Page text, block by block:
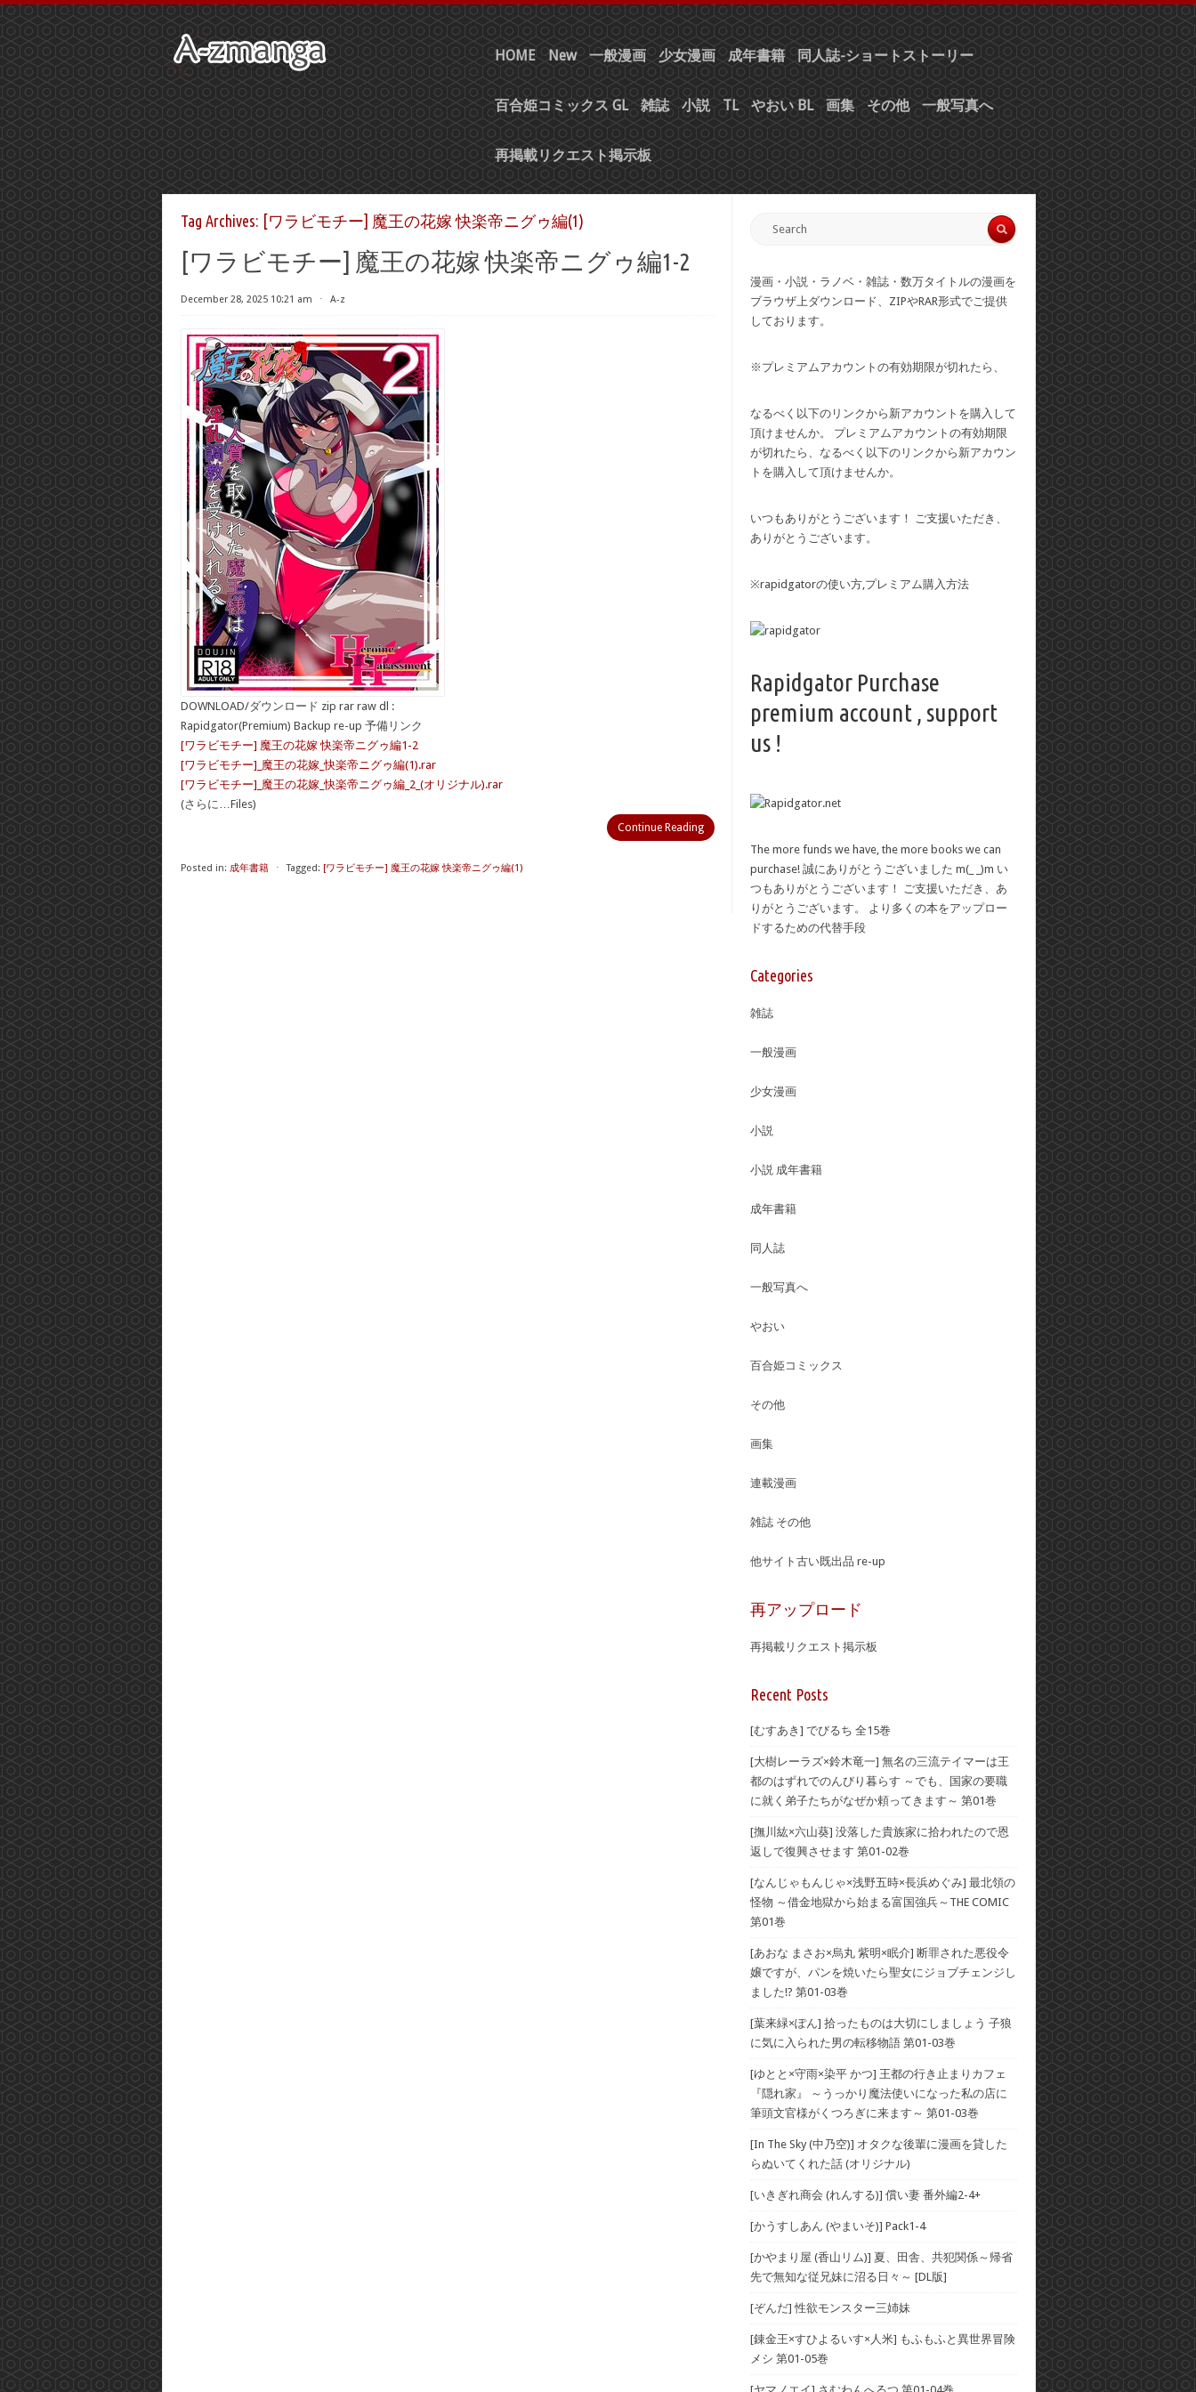
HOME New 一般漫画 少女漫画 成年書籍 同人誌-ショートストーリー
百合姫コミックス GL 雑誌 小説 TL やおい BL 画集 その他 一般写真へ
再掲載リクエスト掲示板
Tag Archives: [ワラビモチー] 魔王の花嫁 快楽帝ニグゥ編(1)
[ワラビモチー] 魔王の花嫁 快楽帝ニグゥ編1-2
December 28, 2025 10:21 am ⋅ A-z
DOWNLOAD/ダウンロード zip rar raw dl :
Rapidgator(Premium) Backup re-up 予備リンク
[ワラビモチー] 魔王の花嫁 快楽帝ニグゥ編1-2
[ワラビモチー]_魔王の花嫁_快楽帝ニグゥ編(1).rar
[ワラビモチー]_魔王の花嫁_快楽帝ニグゥ編_2_(オリジナル).rar
(さらに…Files)
Continue Reading
Posted in: 成年書籍 ⋅ Tagged: [ワラビモチー] 魔王の花嫁 快楽帝ニグゥ編(1)
漫画・小説・ラノベ・雑誌・数万タイトルの漫画を
ブラウザ上ダウンロード、ZIPやRAR形式でご提供
しております。
※プレミアムアカウントの有効期限が切れたら、
なるべく以下のリンクから新アカウントを購入して
頂けませんか。 プレミアムアカウントの有効期限
が切れたら、なるべく以下のリンクから新アカウン
トを購入して頂けませんか。
いつもありがとうございます！ ご支援いただき、
ありがとうございます。
※rapidgatorの使い方,プレミアム購入方法
Rapidgator Purchase
premium account , support
us !
The more funds we have, the more books we can
purchase! 誠にありがとうございました m(_ _)m い
つもありがとうございます！ ご支援いただき、あ
りがとうございます。 より多くの本をアップロー
ドするための代替手段
Categories
雑誌
一般漫画
少女漫画
小説
小説 成年書籍
成年書籍
同人誌
一般写真へ
やおい
百合姫コミックス
その他
画集
連載漫画
雑誌 その他
他サイト古い既出品 re-up
再アップロード
再掲載リクエスト掲示板
Recent Posts
[むすあき] でびるち 全15巻
[大樹レーラズ×鈴木竜一] 無名の三流テイマーは王
都のはずれでのんびり暮らす ～でも、国家の要職
に就く弟子たちがなぜか頼ってきます～ 第01巻
[撫川紘×六山葵] 没落した貴族家に拾われたので恩
返しで復興させます 第01-02巻
[なんじゃもんじゃ×浅野五時×長浜めぐみ] 最北領の
怪物 ～借金地獄から始まる富国強兵～THE COMIC
第01巻
[あおな まさお×烏丸 紫明×眠介] 断罪された悪役令
嬢ですが、パンを焼いたら聖女にジョブチェンジし
ました!? 第01-03巻
[葉来緑×ぽん] 拾ったものは大切にしましょう 子狼
に気に入られた男の転移物語 第01-03巻
[ゆとと×守雨×染平 かつ] 王都の行き止まりカフェ
『隠れ家』 ～うっかり魔法使いになった私の店に
筆頭文官様がくつろぎに来ます～ 第01-03巻
[In The Sky (中乃空)] オタクな後輩に漫画を貸した
らぬいてくれた話 (オリジナル)
[いきぎれ商会 (れんする)] 償い妻 番外編2-4+
[かうすしあん (やまいそ)] Pack1-4
[かやまり屋 (香山リム)] 夏、田舎、共犯関係～帰省
先で無知な従兄妹に沼る日々～ [DL版]
[ぞんだ] 性欲モンスター三姉妹
[錬金王×すひよるいす×人米] もふもふと異世界冒険
メシ 第01-05巻